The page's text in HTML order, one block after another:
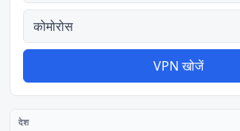
सभी देश
VPN खोजें